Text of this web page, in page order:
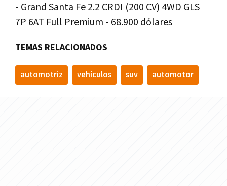
- Grand Santa Fe 2.2 CRDI (200 CV) 4WD GLS
7P 6AT Full Premium - 68.900 dólares
TEMAS RELACIONADOS
automotriz vehí­culos suv automotor